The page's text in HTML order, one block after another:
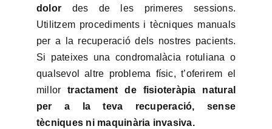
dolor des de les primeres sessions.
Utilitzem procediments i tècniques manuals
per a la recuperació dels nostres pacients.
Si pateixes una condromalàcia rotuliana o
qualsevol altre problema físic, t’oferirem el
millortractament de fisioteràpia natural
per a la teva recuperació, sense
tècniques ni maquinària invasiva.